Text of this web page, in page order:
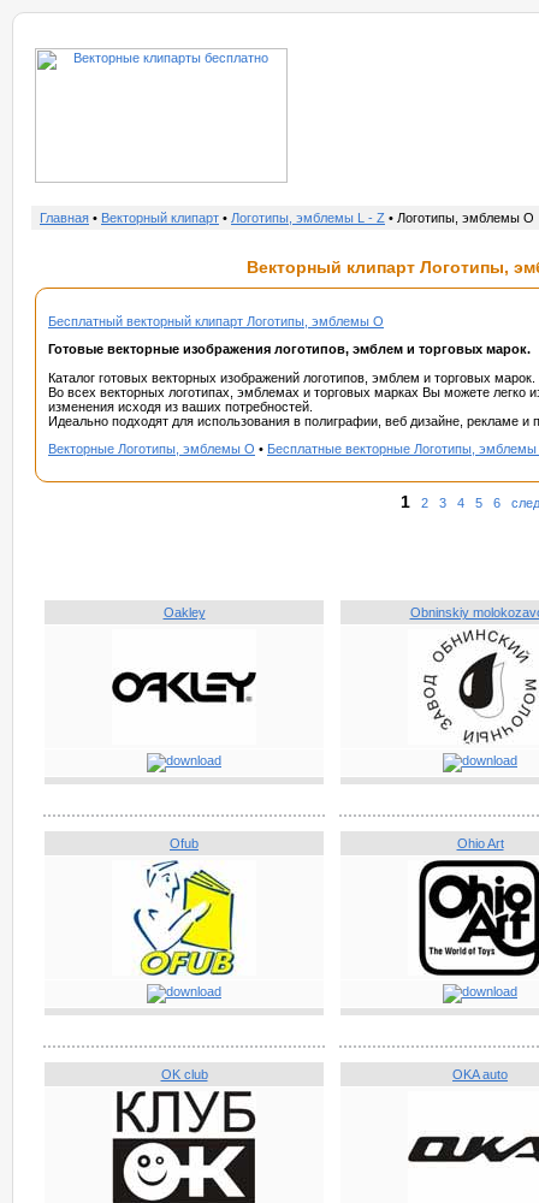
Главная • Векторный клипарт • Логотипы, эмблемы L - Z • Логотипы, эмблемы O
Векторный клипарт Логотипы,
Бесплатный векторный клипарт Логотипы, эмблемы O
Готовые векторные изображения логотипов, эмблем и торговых марок.
Каталог готовых векторных изображений логотипов, эмблем и торговых марок.
Во всех векторных логотипах, эмблемах и торговых марках Вы можете легко
изменения исходя из ваших потребностей.
Идеально подходят для использования в полиграфии, веб дизайне, рекламе и
Векторные Логотипы, эмблемы O • Бесплатные векторные Логотипы, эмблемы
1 2 3 4 5 6
Oakley Obninskiy
Ofub Ohio Art
OK club OKA auto